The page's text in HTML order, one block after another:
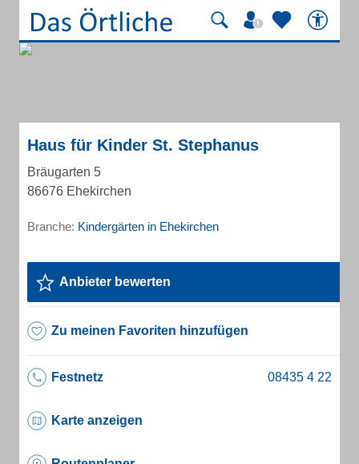
Haus für Kinder St. Stephanus
Bräugarten 5
86676 Ehekirchen
Branche: Kindergärten in Ehekirchen
Anbieter bewerten
Zu meinen Favoriten hinzufügen
Festnetz
Karte anzeigen